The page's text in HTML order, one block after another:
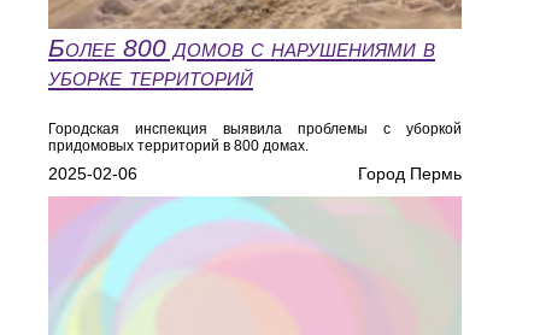
Более 800 домов с нарушениями в
уборке территорий
Городская инспекция выявила проблемы с уборкой
придомовых территорий в 800 домах.
2025-02-06 Город Пермь